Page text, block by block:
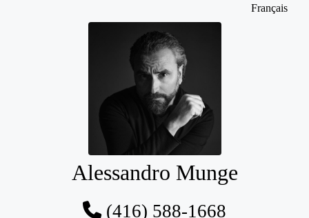
Français
Alessandro Munge
(416) 588-1668